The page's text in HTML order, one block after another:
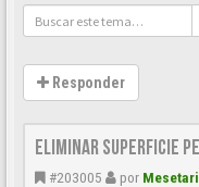
Responder
Eliminar superficie
#203005 por